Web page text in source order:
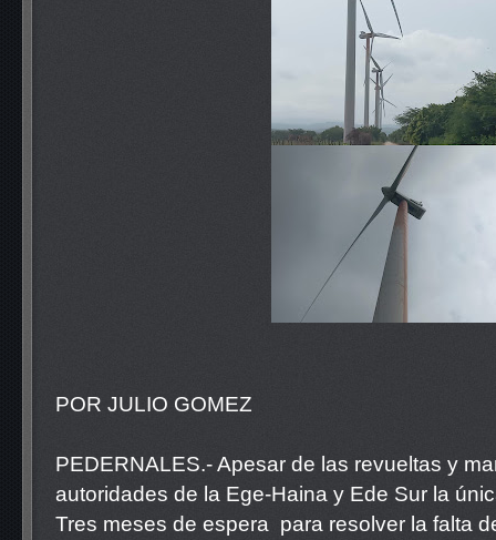
POR JULIO GOMEZ
PEDERNALES.- Apesar de las revueltas y
autoridades de la Ege-Haina y Ede Sur la
Tres meses de espera para resolver la falta